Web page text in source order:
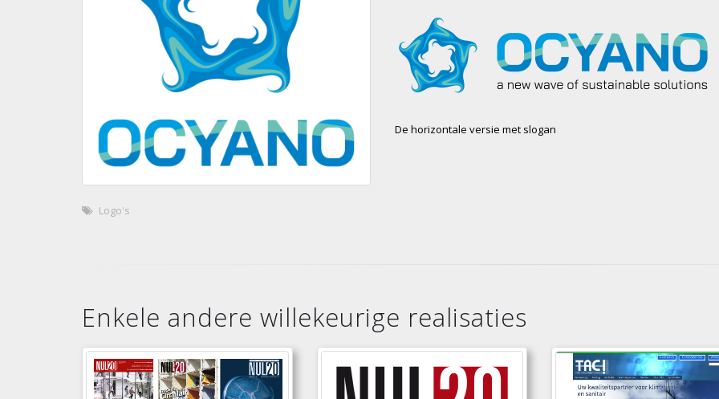
Logo's
De horizontale versie met slogan
Enkele andere willekeurige realisaties